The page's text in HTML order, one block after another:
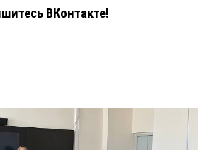
ВКонтакте!